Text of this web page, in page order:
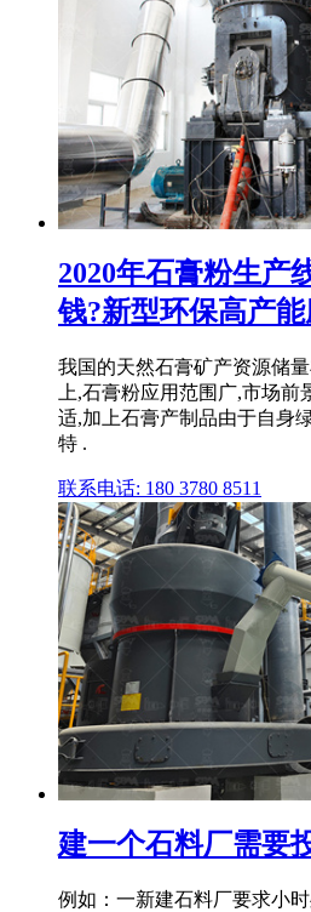
2020年石膏粉生产
钱?新型环保高产
我国的天然石膏矿产资源储
上,石膏粉应用范围广,市场
适,加上石膏产制品由于自身
特 .
联系电话: 180 3780 8511
建一个石料厂需要
例如：一新建石料厂要求小